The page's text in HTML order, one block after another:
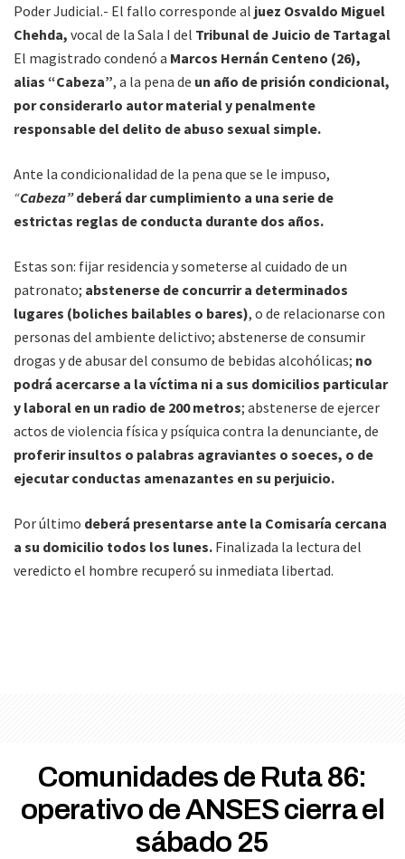
Poder Judicial.- El fallo corresponde al juez Osvaldo Miguel
Chehda, vocal de la Sala I del Tribunal de Juicio de Tartagal
El magistrado condenó a Marcos Hernán Centeno (26),
alias “Cabeza”, a la pena de un año de prisión condicional,
por considerarlo autor material y penalmente
responsable del delito de abuso sexual simple.
Ante la condicionalidad de la pena que se le impuso,
“Cabeza”deberá dar cumplimiento a una serie de
estrictas reglas de conducta durante dos años.
Estas son: fijar residencia y someterse al cuidado de un
patronato; abstenerse de concurrir a determinados
lugares (boliches bailables o bares), o de relacionarse con
personas del ambiente delictivo; abstenerse de consumir
drogas y de abusar del consumo de bebidas alcohólicas; no
podrá acercarse a la víctima ni a sus domicilios particular
y laboral en un radio de 200 metros; abstenerse de ejercer
actos de violencia física y psíquica contra la denunciante, de
proferir insultos o palabras agraviantes o soeces, o de
ejecutar conductas amenazantes en su perjuicio.
Por último deberá presentarse ante la Comisaría cercana
a su domicilio todos los lunes. Finalizada la lectura del
veredicto el hombre recuperó su inmediata libertad.
Comunidades de Ruta 86:
operativo de ANSES cierra el
sábado 25